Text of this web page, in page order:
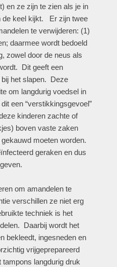
en ze zijn te zien als je in
de keel kijkt. Er zijn twee
te verwijderen: (1)
daarmee wordt bedoeld
zowel door de neus als
Dit geeft een
het slapen. Deze
om langdurig voedsel in
een “verstikkingsgevoel”
kinderen zachte of
boven vaste zaken
moeten worden.
geraken en dus
om amandelen te
verschillen ze niet erg
techniek is het
Daarbij wordt het
bekleedt, ingesneden en
vrijgeprepareerd
langdurig druk